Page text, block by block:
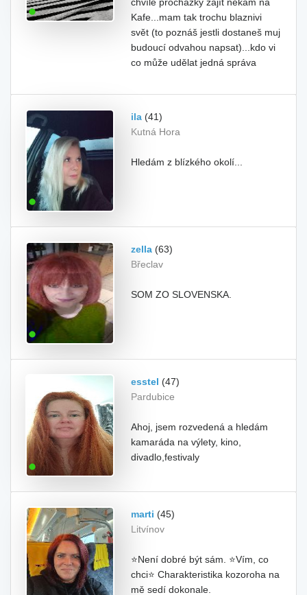
Kafe...mam tak trochu blaznivi
svět (to poznáš jestli dostaneš muj
budoucí odvahou napsat)...kdo vi
co může udělat jedná správa
ila (41)
Kutná Hora
Hledám z blízkého okolí...
zella (63)
Břeclav
SOM ZO SLOVENSKA.
esstel (47)
Pardubice
Ahoj, jsem rozvedená a hledám
kamaráda na výlety, kino,
divadlo,festivaly
marti (45)
Litvínov
⭐Není dobré být sám. ⭐Vím, co
chci⭐ Charakteristika kozoroha na
mě sedí dokonale.